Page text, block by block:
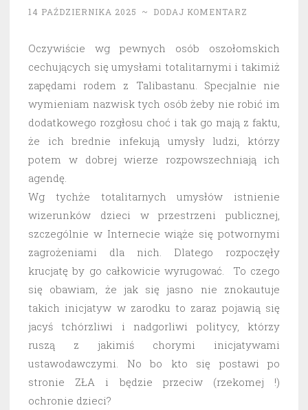
14 PAŹDZIERNIKA 2025 ~ DODAJ KOMENTARZ
Oczywiście wg pewnych osób oszołomskich
cechujących się umysłami totalitarnymi i takimiż
zapędami rodem z Talibastanu. Specjalnie nie
wymieniam nazwisk tych osób żeby nie robić im
dodatkowego rozgłosu choć i tak go mają z faktu,
że ich brednie infekują umysły ludzi, którzy
potem w dobrej wierze rozpowszechniają ich
agendę.
Wg tychże totalitarnych umysłów istnienie
wizerunków dzieci w przestrzeni publicznej,
szczególnie w Internecie wiąże się potwornymi
zagrożeniami dla nich. Dlatego rozpoczęły
krucjatę by go całkowicie wyrugować. To czego
się obawiam, że jak się jasno nie znokautuje
takich inicjatyw w zarodku to zaraz pojawią się
jacyś tchórzliwi i nadgorliwi politycy, którzy
ruszą z jakimiś chorymi inicjatywami
ustawodawczymi. No bo kto się postawi po
stronie ZŁA i będzie przeciw (rzekomej !)
ochronie dzieci?